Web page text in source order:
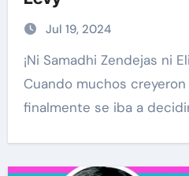
Jul 19, 2024
¡Ni Samadhi Zendejas ni Elizabeth Gutiérrez!
Cuando muchos
finalmente se iba a